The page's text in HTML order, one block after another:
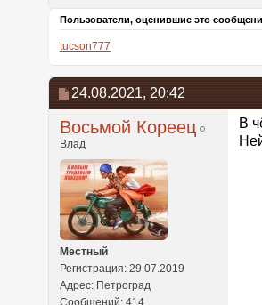
Пользователи, оценившие это
tucson777
24.08.2021, 20:42
Восьмой Кореец
Влад
Местный
Регистрация: 29.07.2019
Адрес: Петроград
Сообщений: 414
В